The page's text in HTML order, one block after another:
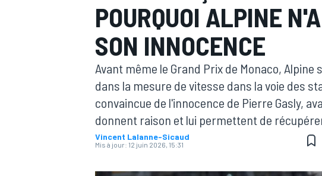
MOTOGP
POURQUOI ALPINE
SON INNOCENCE
Avant même le Grand Prix de Monaco,
dans la mesure de vitesse dans la voie des
convaincue de l'innocence de Pierre Gasly,
donnent raison et lui permettent de
Vincent Lalanne-Sicaud
Mis à jour: 12 juin 2026, 15:31